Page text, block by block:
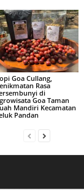
Goa Cullang,
Rasa
di
Goa Taman
Mandiri Kecamatan
Pandan